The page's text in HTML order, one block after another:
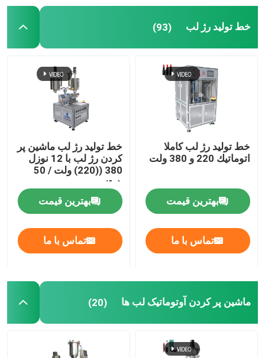
ماشین ساخت پودر آرایشی
دستگاه پر کردن کرم های آرایشی
ماشین پر کردن مداد ابرو
ماشین پر کردن پایه آرایش
دستگاه پر کردن یخ با بالش هوا
دستگاه لیبل زن آرایشی و بهداشتی
خط تولید رژ لب (93)
خط توليد رژ لب کاملا
اتوماتيك 220 و 380 ولت
بهترین قیمت
تماس با ما
خط تولید رژ لب ماشین پر
کردن رژ لب با 12 نوزل
380 ((220) ولت / 50
هرتز
بهترین قیمت
تماس با ما
ماشین پر کردن آوتوماتیک لب ها (20)